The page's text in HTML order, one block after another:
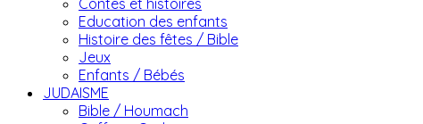
Contes et histoires
Education des enfants
Histoire des fêtes / Bible
Jeux
Enfants / Bébés
JUDAISME
Bible / Houmach